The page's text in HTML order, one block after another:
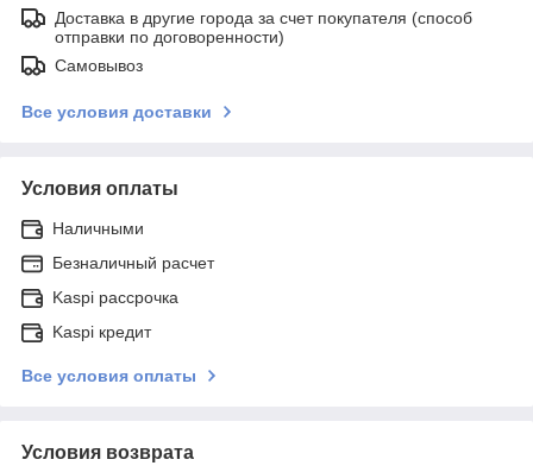
Доставка в другие города за счет покупателя (способ
отправки по договоренности)
Самовывоз
Все условия доставки
Условия оплаты
Наличными
Безналичный расчет
Kaspi рассрочка
Kaspi кредит
Все условия оплаты
Условия возврата